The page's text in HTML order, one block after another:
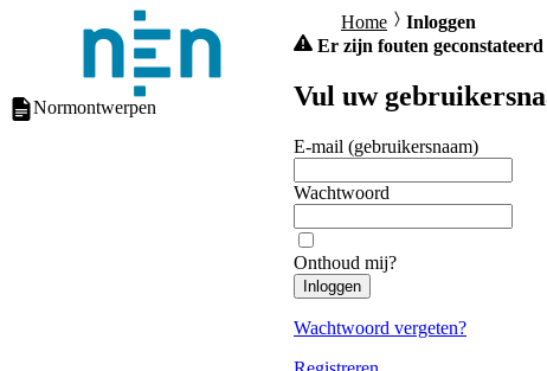
Normontwerpen
Home
Inloggen
Er zijn fouten
Vul uw
E-mail (gebruikersnaam)
Wachtwoord
Onthoud mij?
Inloggen
Wachtwoord vergeten?